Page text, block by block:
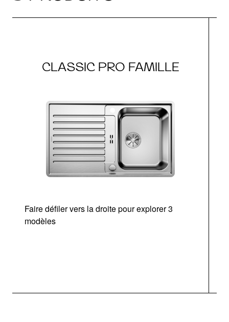
CLASSIC PRO FAMILLE
Faire défiler vers la droite pour explorer 3
modèles